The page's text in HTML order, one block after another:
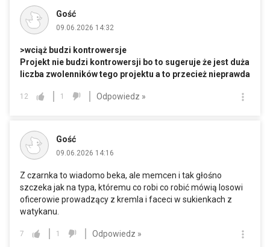
Gość
09.06.2026 14:32
>wciąż budzi kontrowersje
Projekt nie budzi kontrowersji bo to sugeruje że jest duża
liczba zwolenników tego projektu a to przecież nieprawda
12 1 Odpowiedz »
Gość
09.06.2026 14:16
Z czarnka to wiadomo beka, ale memcen i tak głośno
szczeka jak na typa, któremu co robi co robić mówią losowi
oficerowie prowadzący z kremla i faceci w sukienkach z
watykanu.
7 1 Odpowiedz »